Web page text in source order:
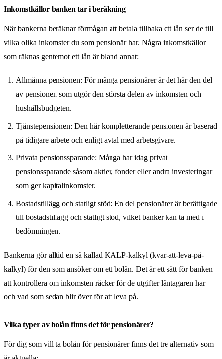
Inkomstkällor banken tar i beräkning
När bankerna beräknar förmågan att betala tillbaka ett lån ser de till
vilka olika inkomster du som pensionär har. Några inkomstkällor
som räknas gentemot ett lån är bland annat:
Allmänna pensionen: För många pensionärer är det här den del
av pensionen som utgör den största delen av inkomsten och
hushållsbudgeten.
Tjänstepensionen: Den här kompletterande pensionen är baserad
på tidigare arbete och enligt avtal med arbetsgivare.
Privata pensionssparande: Många har idag privat
pensionssparande såsom aktier, fonder eller andra investeringar
som ger kapitalinkomster.
Bostadstillägg och statligt stöd: En del pensionärer är berättigade
till bostadstillägg och statligt stöd, vilket banker kan ta med i
bedömningen.
Bankerna gör alltid en så kallad KALP-kalkyl (kvar-att-leva-på-
kalkyl) för den som ansöker om ett bolån. Det är ett sätt för banken
att kontrollera om inkomsten räcker för de utgifter låntagaren har
och vad som sedan blir över för att leva på.
Vilka typer av bolån finns det för pensionärer?
För dig som vill ta bolån för pensionärer finns det tre alternativ som